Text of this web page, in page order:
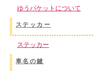
ゆうパケットについて
ステッカー
ステッカー
車名の鍵